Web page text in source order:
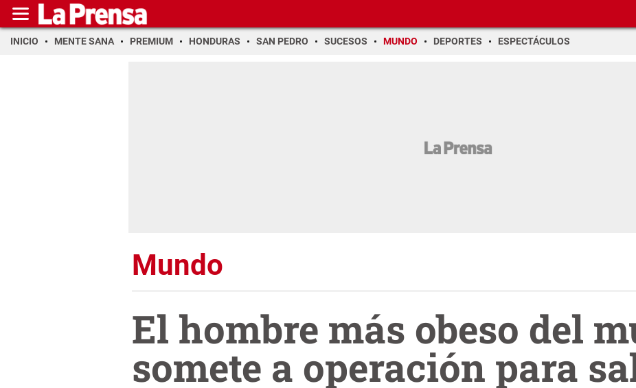
INICIO MENTE SANA PREMIUM HONDURAS SAN PEDRO SUCESOS MUNDO DEPORTES ESPECTÁCULOS
Mundo
El hombre más obeso del
somete a operación para